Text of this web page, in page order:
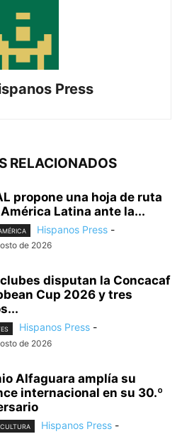
Press
RELACIONADOS
propone una hoja de ruta
Latina ante la...
Hispanos Press -
de 2026
disputan la Concacaf
Cup 2026 y tres
Hispanos Press -
de 2026
Alfaguara amplía su
internacional en su 30.º
Hispanos Press -